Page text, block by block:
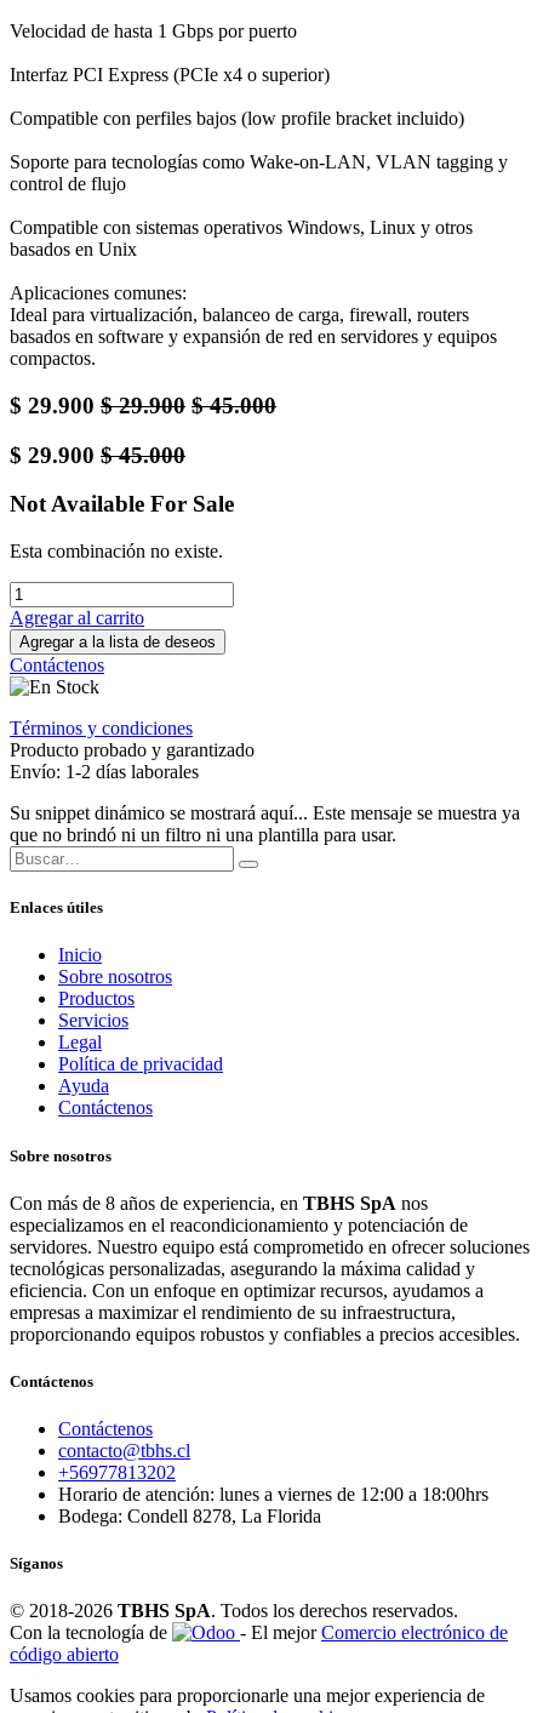
Velocidad de hasta 1 Gbps por puerto
Interfaz PCI Express (PCIe x4 o superior)
Compatible con perfiles bajos (low profile bracket incluido)
Soporte para tecnologías como Wake-on-LAN, VLAN tagging y
control de flujo
Compatible con sistemas operativos Windows, Linux y otros
basados en Unix
Aplicaciones comunes:
Ideal para virtualización, balanceo de carga, firewall, routers
basados en software y expansión de red en servidores y equipos
compactos.
$ 29.900 $29.900 $45.000
$ 29.900 $45.000
Not Available For Sale
Esta combinación no existe.
Agregar al carrito
Agregar a la lista de deseos
Contáctenos
Términos y condiciones
Producto probado y garantizado
Envío: 1-2 días laborales
Su snippet dinámico se mostrará aquí... Este mensaje se muestra ya
que no brindó ni un filtro ni una plantilla para usar.
Enlaces útiles
Inicio
Sobre nosotros
Productos
Servicios
Legal
Política de privacidad
Ayuda
Contáctenos
Sobre nosotros
Con más de 8 años de experiencia, en TBHS SpA nos
especializamos en el reacondicionamiento y potenciación de
servidores. Nuestro equipo está comprometido en ofrecer soluciones
tecnológicas personalizadas, asegurando la máxima calidad y
eficiencia. Con un enfoque en optimizar recursos, ayudamos a
empresas a maximizar el rendimiento de su infraestructura,
proporcionando equipos robustos y confiables a precios accesibles.
Contáctenos
Contáctenos
contacto@tbhs.cl
+56977813202
Horario de atención: lunes a viernes de 12:00 a 18:00hrs
Bodega: Condell 8278, La Florida
Síganos
© 2018-2026 TBHS SpA. Todos los derechos reservados.
Con la tecnología de
- El mejorComercio electrónico de
código abierto
Usamos cookies para proporcionarle una mejor experiencia de